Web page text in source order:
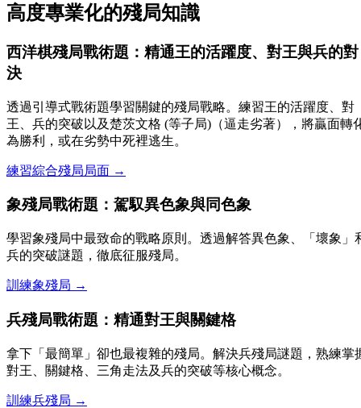
高度專業化的殘局知識
西洋棋殘局戰術題：精通王的活躍度、對王與兵的對
決
透過引導式戰術題學習關鍵的殘局戰略。練習王的活躍度、對
王、兵的突破以及楚茨文格 (等子局)（逼走劣著），將贏面轉
為勝利，或在劣勢中死裡逃生。
練習綜合殘局局面 →
象殘局戰術題：駕馭異色象與同色象
學習象殘局中最致命的戰略原則。透過解答異色象、「壞象」
兵的突破謎題，徹底征服殘局。
訓練象殘局 →
兵殘局戰術題：精通對王與關鍵格
拿下「最簡單」卻也最複雜的殘局。解決兵殘局謎題，熟練掌
對王、關鍵格、三角走法及兵的突破等核心概念。
訓練兵殘局 →